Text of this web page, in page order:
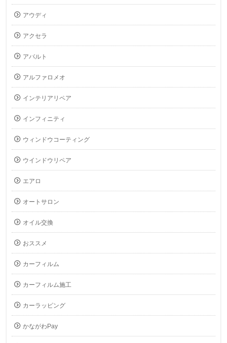
アウディ
アクセラ
アバルト
アルファロメオ
インテリアリペア
インフィニティ
ウィンドウコーティング
ウインドウリペア
エアロ
オートサロン
オイル交換
おススメ
カーフィルム
カーフィルム施工
カーラッピング
かながわPay